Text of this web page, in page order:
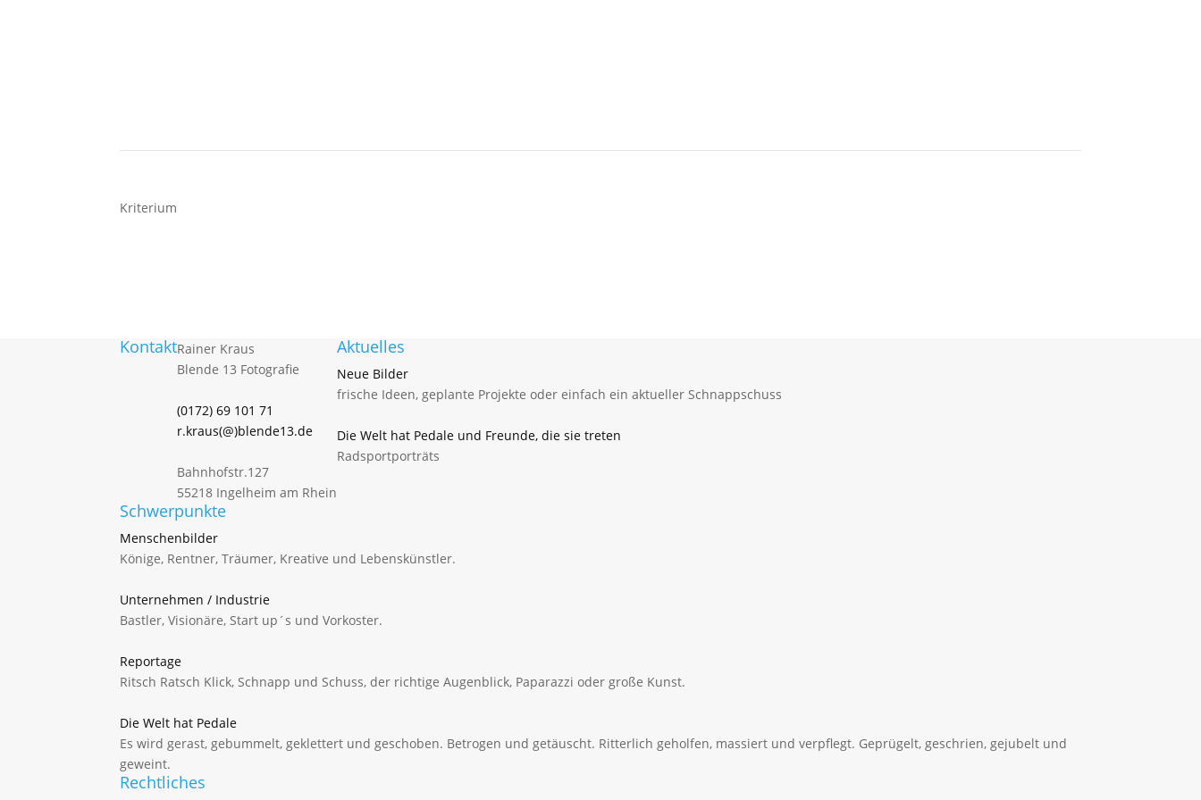
Kriterium
KontaktRainer Kraus
Blende 13 Fotografie
(0172) 69 101 71
r.kraus(@)blende13.de
Bahnhofstr.127
55218 Ingelheim am Rhein
Aktuelles
Neue Bilder
frische Ideen, geplante Projekte oder einfach ein aktueller Schnappschuss
Die Welt hat Pedale und Freunde, die sie treten
Radsportporträts
Schwerpunkte
Menschenbilder
Könige, Rentner, Träumer, Kreative und Lebenskünstler.
Unternehmen / Industrie
Bastler, Visionäre, Start up´s und Vorkoster.
Reportage
Ritsch Ratsch Klick, Schnapp und Schuss, der richtige Augenblick, Paparazzi oder große Kunst.
Die Welt hat Pedale
Es wird gerast, gebummelt, geklettert und geschoben. Betrogen und getäuscht. Ritterlich geholfen, massiert und verpflegt. Geprügelt, geschrien, gejubelt und
geweint.
Rechtliches